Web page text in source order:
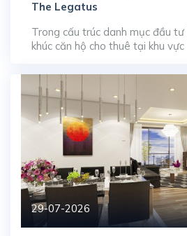
The Legatus
Trong cấu trúc danh mục đầu
khúc căn hộ cho thuê tại khu
năng tạo dòng tiền thụ động ổn
góc giao tại số 22 Liễu Giai […]
29-07-2026